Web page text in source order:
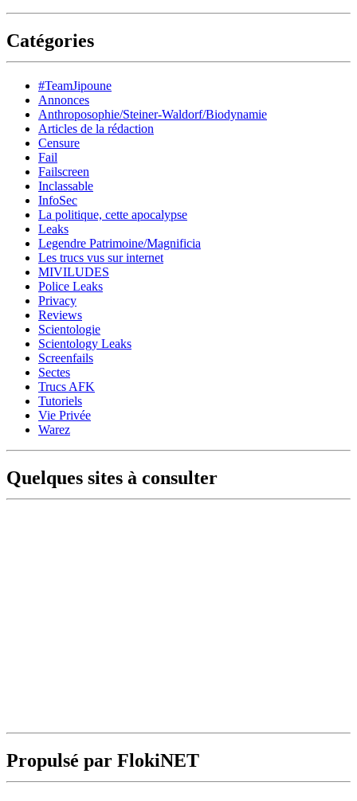
Catégories
#TeamJipoune
Annonces
Anthroposophie/Steiner-Waldorf/Biodynamie
Articles de la rédaction
Censure
Fail
Failscreen
Inclassable
InfoSec
La politique, cette apocalypse
Leaks
Legendre Patrimoine/Magnificia
Les trucs vus sur internet
MIVILUDES
Police Leaks
Privacy
Reviews
Scientologie
Scientology Leaks
Screenfails
Sectes
Trucs AFK
Tutoriels
Vie Privée
Warez
Quelques sites à consulter
Propulsé par FlokiNET